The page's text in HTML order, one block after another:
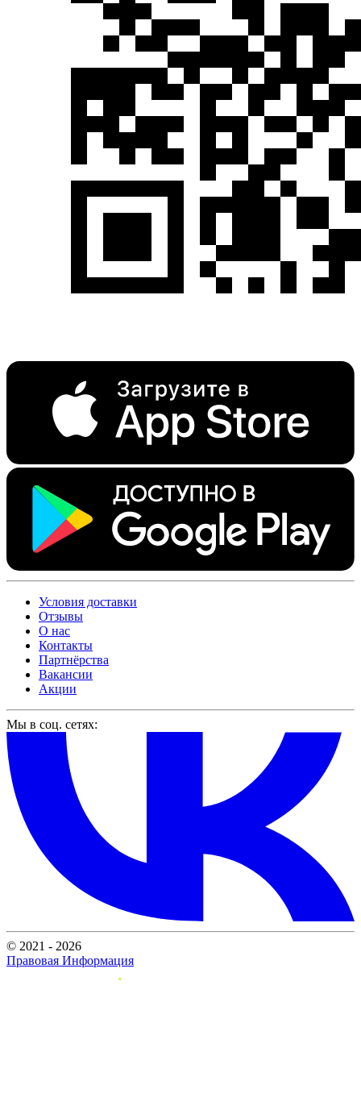
Условия доставки
Отзывы
О нас
Контакты
Партнёрства
Вакансии
Акции
Мы в соц. сетях:
© 2021 - 2026
Правовая Информация